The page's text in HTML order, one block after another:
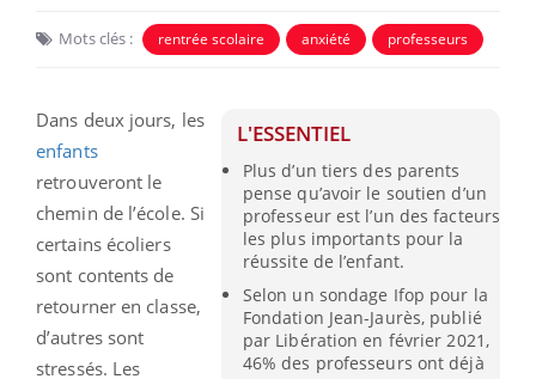
Mots clés : rentrée scolaire anxiété professeurs
L'ESSENTIEL
Plus d’un tiers des parents
pense qu’avoir le soutien d’un
professeur est l’un des facteurs
les plus importants pour la
réussite de l’enfant.
Selon un sondage Ifop pour la
Fondation Jean-Jaurès, publié
par Libération en février 2021,
46% des professeurs ont déjà
Dans deux jours, les
enfants
retrouveront le
chemin de l’école. Si
certains écoliers
sont contents de
retourner en classe,
d’autres sont
stressés. Les